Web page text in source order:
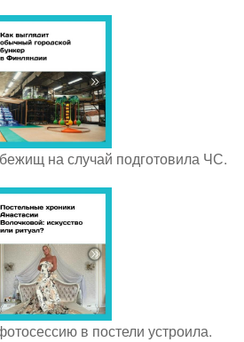
на случай подготовила ЧС.
в постели устроила.